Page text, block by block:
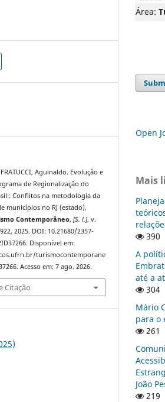
Aguinaldo. Evolução e
de Regionalização do
Conflitos na metodologia da
municípios no RJ (estado).
Contemporâneo,[S. l.], v.
2025. DOI: 10.21680/2357-
Disponível em:
turismocontemporane
Acesso em: 7 ago. 2026.
Citação
Área:
Open
Mais
390
A
até a
304
Mário
para o
261
João
219